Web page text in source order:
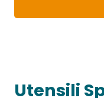
Utensili